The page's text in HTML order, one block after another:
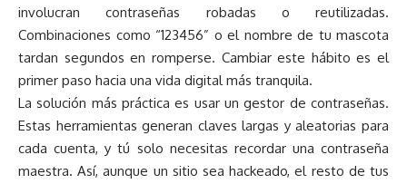
involucran contraseñas robadas o reutilizadas.
Combinaciones como “123456” o el nombre de tu mascota
tardan segundos en romperse. Cambiar este hábito es el
primer paso hacia una vida digital más tranquila.
La solución más práctica es usar un gestor de contraseñas.
Estas herramientas generan claves largas y aleatorias para
cada cuenta, y tú solo necesitas recordar una contraseña
maestra. Así, aunque un sitio sea hackeado, el resto de tus